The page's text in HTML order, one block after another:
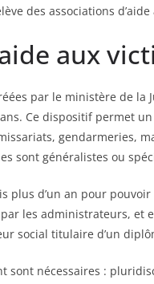
des associations d’aide
aux
par le ministère de
Ce dispositif permet
gendarmeries,
sont généralistes ou
plus d’un an pour
les administrateurs, et
social titulaire d’un
sont nécessaires :